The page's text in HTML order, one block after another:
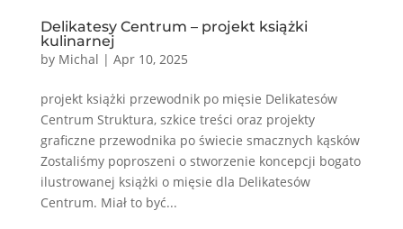
Delikatesy Centrum – projekt książki
kulinarnej
by Michal | Apr 10, 2025
projekt książki przewodnik po mięsie Delikatesów
Centrum Struktura, szkice treści oraz projekty
graficzne przewodnika po świecie smacznych kąsków
Zostaliśmy poproszeni o stworzenie koncepcji bogato
ilustrowanej książki o mięsie dla Delikatesów
Centrum. Miał to być...